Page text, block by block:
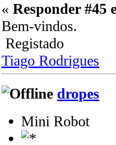
« Responder #45
Bem-vindos.
Registado
Tiago Rodrigues
dropes
Mini Robot